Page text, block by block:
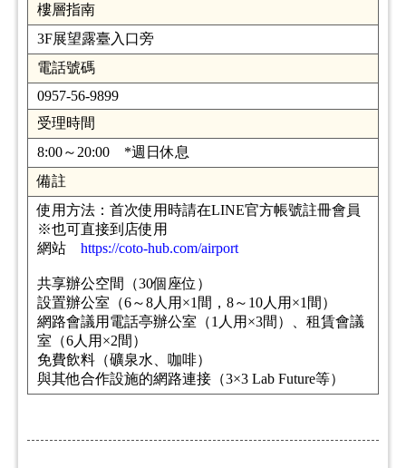
樓層指南
3F展望露臺入口旁
電話號碼
0957-56-9899
受理時間
8:00～20:00 *週日休息
備註
使用方法：首次使用時請在LINE官方帳號註冊會員
※也可直接到店使用
網站 https://coto-hub.com/airport
共享辦公空間（30個座位）
設置辦公室（6～8人用×1間，8～10人用×1間）
網路會議用電話亭辦公室（1人用×3間）、租賃會議
室（6人用×2間）
免費飲料（礦泉水、咖啡）
與其他合作設施的網路連接（3×3 Lab Future等）